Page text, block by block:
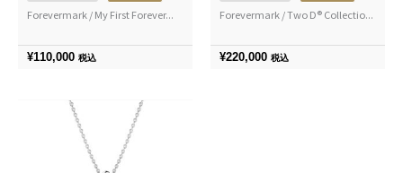
Forevermark / My First Forever...
¥110,000 税込
Forevermark / Two D® Collectio...
¥220,000 税込